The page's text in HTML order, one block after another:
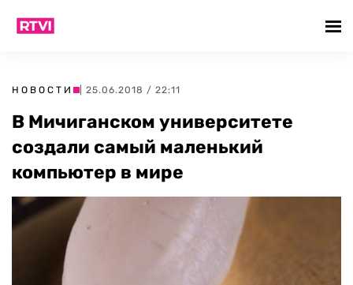
НОВОСТИ | 25.06.2018 / 22:11
В Мичиганском университете
создали самый маленький
компьютер в мире